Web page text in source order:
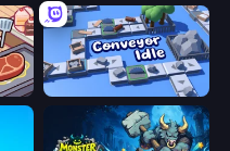
Conveyor Idle